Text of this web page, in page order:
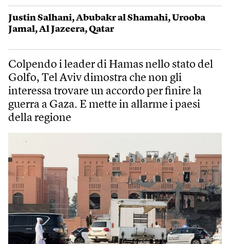
Justin Salhani,Abubakr al Shamahi,Urooba
Jamal,Al Jazeera,Qatar
Colpendo i leader di Hamas nello stato del
Golfo, Tel Aviv dimostra che non gli
interessa trovare un accordo per finire la
guerra a Gaza. E mette in allarme i paesi
della regione